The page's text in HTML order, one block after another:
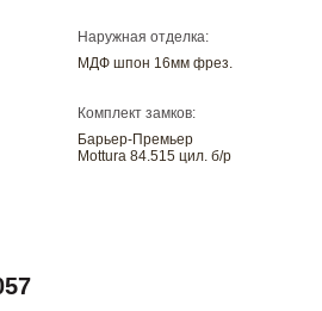
Наружная отделка:
МДФ шпон 16мм фрез.
Комплект замков:
Барьер-Премьер
Mottura 84.515 цил. б/р